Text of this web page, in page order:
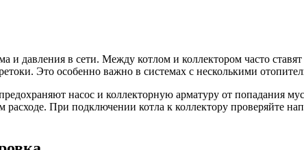
и давления в сети. Между котлом и коллектором часто
Это особенно важно в системах с несколькими
насос и коллекторную арматуру от попадания
При подключении котла к коллектору проверяйте